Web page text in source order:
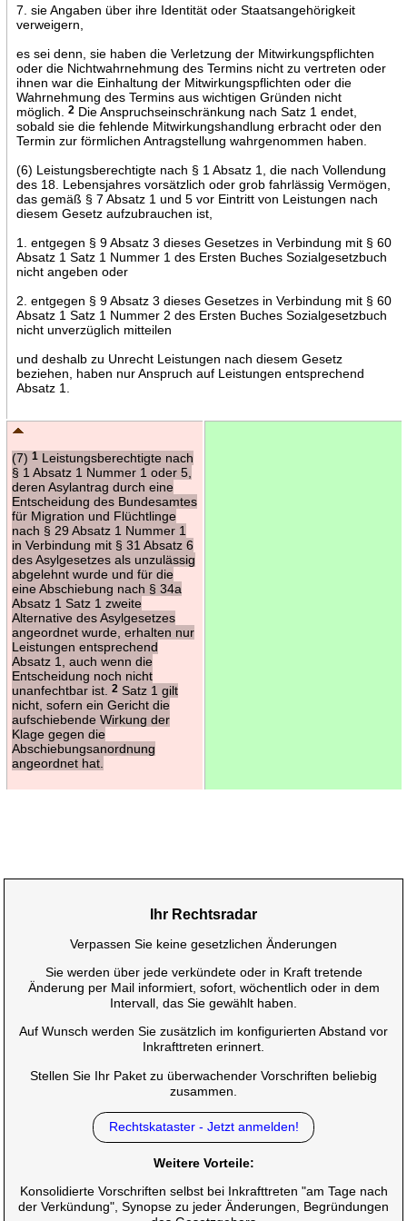
7. sie Angaben über ihre Identität oder Staatsangehörigkeit
verweigern,
es sei denn, sie haben die Verletzung der Mitwirkungspflichten
oder die Nichtwahrnehmung des Termins nicht zu vertreten oder
ihnen war die Einhaltung der Mitwirkungspflichten oder die
Wahrnehmung des Termins aus wichtigen Gründen nicht
möglich.
2Die Anspruchseinschränkung nach Satz 1 endet,
sobald sie die fehlende Mitwirkungshandlung erbracht oder den
Termin zur förmlichen Antragstellung wahrgenommen haben.
(6) Leistungsberechtigte nach § 1 Absatz 1, die nach Vollendung
des 18. Lebensjahres vorsätzlich oder grob fahrlässig Vermögen,
das gemäß § 7 Absatz 1 und 5 vor Eintritt von Leistungen nach
diesem Gesetz aufzubrauchen ist,
1. entgegen § 9 Absatz 3 dieses Gesetzes in Verbindung mit § 60
Absatz 1 Satz 1 Nummer 1 des Ersten Buches Sozialgesetzbuch
nicht angeben oder
2. entgegen § 9 Absatz 3 dieses Gesetzes in Verbindung mit § 60
Absatz 1 Satz 1 Nummer 2 des Ersten Buches Sozialgesetzbuch
nicht unverzüglich mitteilen
und deshalb zu Unrecht Leistungen nach diesem Gesetz
beziehen, haben nur Anspruch auf Leistungen entsprechend
Absatz 1.
(7) 1Leistungsberechtigte nach
§ 1 Absatz 1 Nummer 1 oder 5,
deren Asylantrag durch eine
Entscheidung des Bundesamtes
für Migration und Flüchtlinge
nach § 29 Absatz 1 Nummer 1
in Verbindung mit § 31 Absatz 6
des Asylgesetzes als unzulässig
abgelehnt wurde und für die
eine Abschiebung nach § 34a
Absatz 1 Satz 1 zweite
Alternative des Asylgesetzes
angeordnet wurde, erhalten nur
Leistungen entsprechend
Absatz 1, auch wenn die
Entscheidung noch nicht
unanfechtbar ist.
2Satz 1 gilt
nicht, sofern ein Gericht die
aufschiebende Wirkung der
Klage gegen die
Abschiebungsanordnung
angeordnet hat.
Ihr Rechtsradar
Verpassen Sie keine gesetzlichen Änderungen
Sie werden über jede verkündete oder in Kraft tretende
Änderung per Mail informiert, sofort, wöchentlich oder in dem
Intervall, das Sie gewählt haben.
Auf Wunsch werden Sie zusätzlich im konfigurierten Abstand vor
Inkrafttreten erinnert.
Stellen Sie Ihr Paket zu überwachender Vorschriften beliebig
zusammen.
Rechtskataster - Jetzt anmelden!
Weitere Vorteile:
Konsolidierte Vorschriften selbst bei Inkrafttreten "am Tage nach
der Verkündung", Synopse zu jeder Änderungen, Begründungen